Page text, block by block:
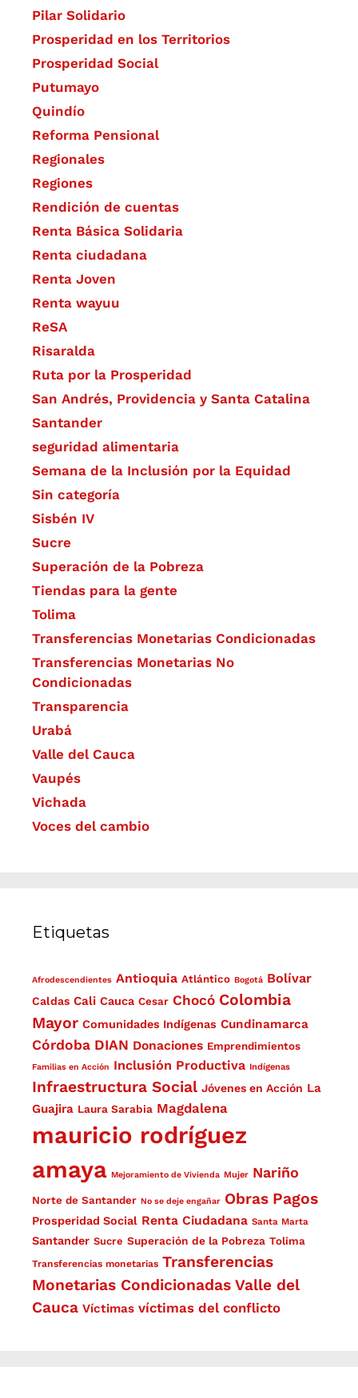
Pilar Solidario
Prosperidad en los Territorios
Prosperidad Social
Putumayo
Quindío
Reforma Pensional
Regionales
Regiones
Rendición de cuentas
Renta Básica Solidaria
Renta ciudadana
Renta Joven
Renta wayuu
ReSA
Risaralda
Ruta por la Prosperidad
San Andrés, Providencia y Santa Catalina
Santander
seguridad alimentaria
Semana de la Inclusión por la Equidad
Sin categoría
Sisbén IV
Sucre
Superación de la Pobreza
Tiendas para la gente
Tolima
Transferencias Monetarias Condicionadas
Transferencias Monetarias No
Condicionadas
Transparencia
Urabá
Valle del Cauca
Vaupés
Vichada
Voces del cambio
Etiquetas
Afrodescendientes Antioquia Atlántico Bogotá Bolívar
Caldas Cali Cauca Cesar Chocó Colombia
Mayor Comunidades Indígenas Cundinamarca
Córdoba DIAN Donaciones Emprendimientos
Familias en Acción Inclusión Productiva Indígenas
Infraestructura Social Jóvenes en Acción La
Guajira Laura Sarabia Magdalena
mauricio rodríguez
amaya Mejoramiento de Vivienda Mujer Nariño
Norte de Santander No se deje engañar Obras Pagos
Prosperidad Social Renta Ciudadana Santa Marta
Santander Sucre Superación de la Pobreza Tolima
Transferencias monetarias Transferencias
Monetarias Condicionadas Valle del
Cauca Víctimas víctimas del conflicto